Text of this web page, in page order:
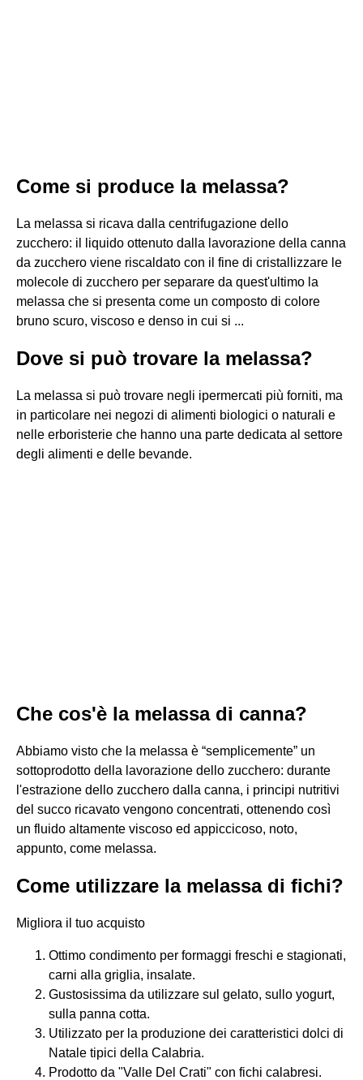
Come si produce la melassa?
La melassa si ricava dalla centrifugazione dello
zucchero: il liquido ottenuto dalla lavorazione della canna
da zucchero viene riscaldato con il fine di cristallizzare le
molecole di zucchero per separare da quest'ultimo la
melassa che si presenta come un composto di colore
bruno scuro, viscoso e denso in cui si ...
Dove si può trovare la melassa?
La melassa si può trovare negli ipermercati più forniti, ma
in particolare nei negozi di alimenti biologici o naturali e
nelle erboristerie che hanno una parte dedicata al settore
degli alimenti e delle bevande.
Che cos'è la melassa di canna?
Abbiamo visto che la melassa è “semplicemente” un
sottoprodotto della lavorazione dello zucchero: durante
l'estrazione dello zucchero dalla canna, i principi nutritivi
del succo ricavato vengono concentrati, ottenendo così
un fluido altamente viscoso ed appiccicoso, noto,
appunto, come melassa.
Come utilizzare la melassa di fichi?
Migliora il tuo acquisto
Ottimo condimento per formaggi freschi e stagionati,
carni alla griglia, insalate.
Gustosissima da utilizzare sul gelato, sullo yogurt,
sulla panna cotta.
Utilizzato per la produzione dei caratteristici dolci di
Natale tipici della Calabria.
Prodotto da "Valle Del Crati" con fichi calabresi.